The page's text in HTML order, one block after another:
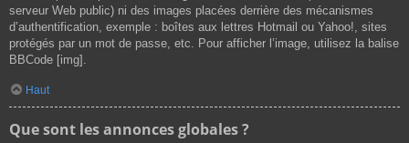
serveur Web public) ni des images placées derrière des mécanismes
d’authentification, exemple : boîtes aux lettres Hotmail ou Yahoo!, sites
protégés par un mot de passe, etc. Pour afficher l’image, utilisez la balise
BBCode [img].
Haut
Que sont les annonces globales ?